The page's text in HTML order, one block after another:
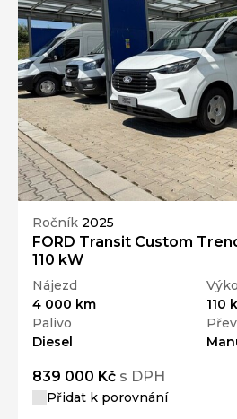
Ročník 2025
FORD Transit Custom
110 kW
Nájezd
4 000 km
110
Palivo
Diesel
839 000 Kč s DPH
Přidat k porovnání